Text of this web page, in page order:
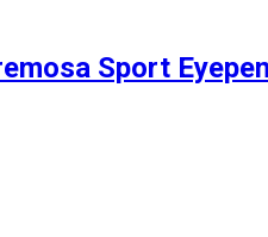
Sport